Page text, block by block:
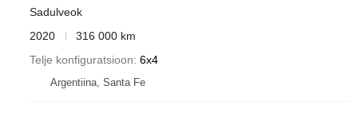
Sadulveok
2020
316 000 km
Telje konfiguratsioon 6x4
Argentiina, Santa Fe